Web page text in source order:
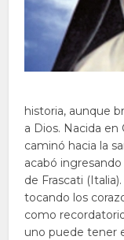
historia, aunque
a Dios. Nacida en
caminó hacia la
acabó
de Frascati
tocando los
como
uno puede tener